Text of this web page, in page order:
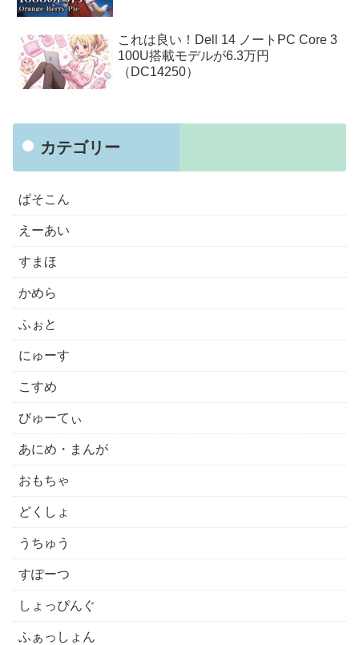
これは良い！Dell 14 ノートPC Core 3
100U搭載モデルが6.3万円
（DC14250）
カテゴリー
ぱそこん
えーあい
すまほ
かめら
ふぉと
にゅーす
こすめ
びゅーてぃ
あにめ・まんが
おもちゃ
どくしょ
うちゅう
すぽーつ
しょっぴんぐ
ふぁっしょん